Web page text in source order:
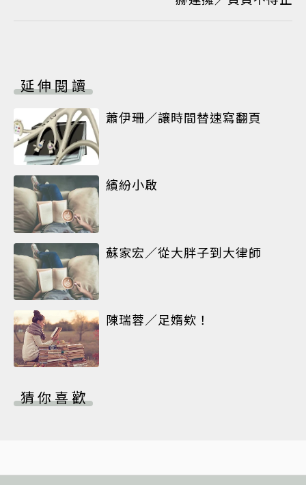
延伸閱讀
蕭伊珊／讓時間替速寫翻頁
繽紛小啟
蘇家宏／從大胖子到大律師
陳瑞蓉／足媠欸！
猜你喜歡